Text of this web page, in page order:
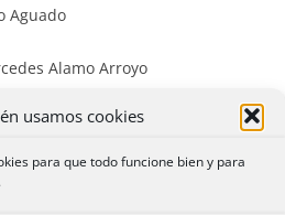
usamos cookies
para que todo funcione bien y para
Aguado
Alamo Arroyo
Palacios Criado
Alías